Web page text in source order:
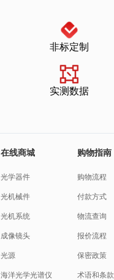
非标定制
实测数据
在线商城
光学器件
光机械件
光机系统
成像镜头
光源
海洋光学光谱仪
购物指南
购物流程
付款方式
物流查询
报价流程
保密政策
术语和条款